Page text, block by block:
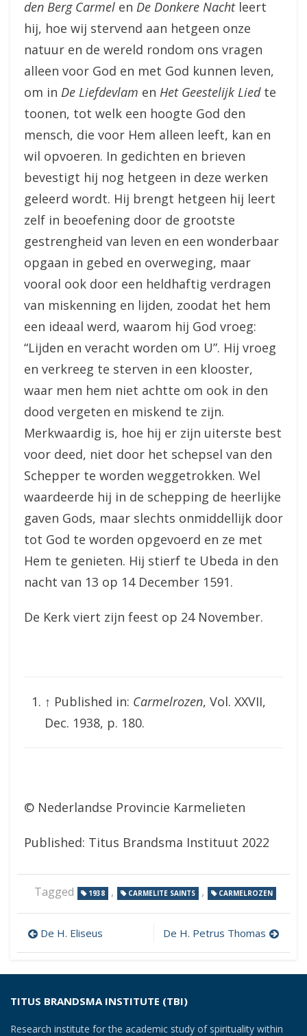
den Berg Carmel en De Donkere Nachtleert
hij, hoe wij stervend aan hetgeen onze
natuur en de wereld rondom ons vragen
alleen voor God en met God kunnen leven,
om in De Liefdevlam en Het Geestelijk Liedte
toonen, tot welk een hoogte God den
mensch, die voor Hem alleen leeft, kan en
wil opvoeren. In gedichten en brieven
bevestigt hij nog hetgeen in deze werken
geleerd wordt. Hij brengt hetgeen hij leert
zelf in beoefening door de grootste
gestrengheid van leven en een wonderbaar
opgaan in gebed en overweging, maar
vooral ook door een heldhaftig verdragen
van miskenning en lijden, zoodat het hem
een ideaal werd, waarom hij God vroeg:
“Lijden en veracht worden om U”. Hij vroeg
en verkreeg te sterven in een klooster,
waar men hem niet achtte om ook in den
dood vergeten en miskend te zijn.
Merkwaardig is, hoe hij er zijn uiterste best
voor deed, niet door het schepsel van den
Schepper te worden weggetrokken. Wel
waardeerde hij in de schepping de heerlijke
gaven Gods, maar slechts onmiddellijk door
tot God te worden opgevoerd en ze met
Hem te genieten. Hij stierf te Ubeda in den
nacht van 13 op 14 December 1591.
De Kerk viert zijn feest op 24 November.
↑ Published in: Carmelrozen, Vol. XXVII,
Dec. 1938, p. 180.
© Nederlandse Provincie Karmelieten
Published: Titus Brandsma Instituut 2022
Tagged 1938 , CARMELITE SAINTS , CARMELROZEN
Post
navigation
De H. Eliseus De H. Petrus Thomas
TITUS BRANDSMA INSTITUTE (TBI)
Research institute for the academic study of spirituality within